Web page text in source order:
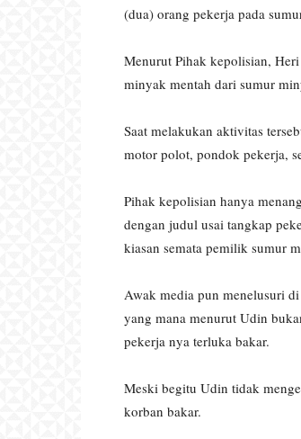
(dua) orang pekerja pada
Menurut Pihak kepolisian,
minyak mentah dari sumur
Saat melakukan aktivitas
motor polot, pondok pekerja,
Pihak kepolisian hanya
dengan judul usai tangkap
kiasan semata pemilik sumur
Awak media pun menelusuri
yang mana menurut Udin
pekerja nya terluka bakar.
Meski begitu Udin tidak
korban bakar.